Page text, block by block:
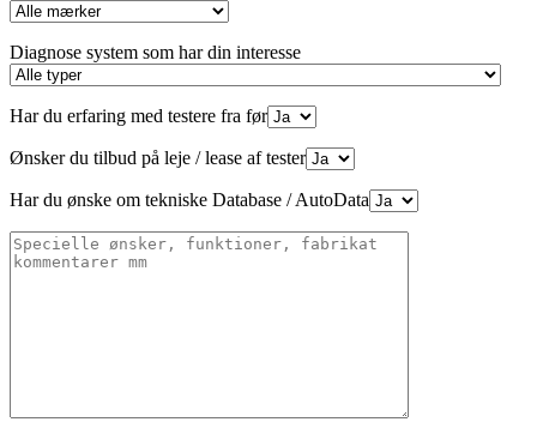
Diagnose system som har din interesse
Har du erfaring med testere fra før
Ønsker du tilbud på leje / lease af tester
Har du ønske om tekniske Database / AutoData